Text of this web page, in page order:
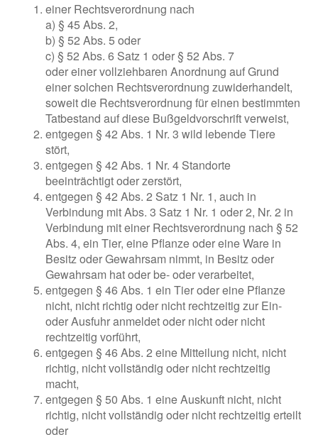
einer Rechtsverordnung nach
a) § 45 Abs. 2,
b) § 52 Abs. 5 oder
c) § 52 Abs. 6 Satz 1 oder § 52 Abs. 7
oder einer vollziehbaren Anordnung auf Grund
einer solchen Rechtsverordnung zuwiderhandelt,
soweit die Rechtsverordnung für einen bestimmten
Tatbestand auf diese Bußgeldvorschrift verweist,
entgegen § 42 Abs. 1 Nr. 3 wild lebende Tiere
stört,
entgegen § 42 Abs. 1 Nr. 4 Standorte
beeinträchtigt oder zerstört,
entgegen § 42 Abs. 2 Satz 1 Nr. 1, auch in
Verbindung mit Abs. 3 Satz 1 Nr. 1 oder 2, Nr. 2 in
Verbindung mit einer Rechtsverordnung nach § 52
Abs. 4, ein Tier, eine Pflanze oder eine Ware in
Besitz oder Gewahrsam nimmt, in Besitz oder
Gewahrsam hat oder be- oder verarbeitet,
entgegen § 46 Abs. 1 ein Tier oder eine Pflanze
nicht, nicht richtig oder nicht rechtzeitig zur Ein-
oder Ausfuhr anmeldet oder nicht oder nicht
rechtzeitig vorführt,
entgegen § 46 Abs. 2 eine Mitteilung nicht, nicht
richtig, nicht vollständig oder nicht rechtzeitig
macht,
entgegen § 50 Abs. 1 eine Auskunft nicht, nicht
richtig, nicht vollständig oder nicht rechtzeitig erteilt
oder